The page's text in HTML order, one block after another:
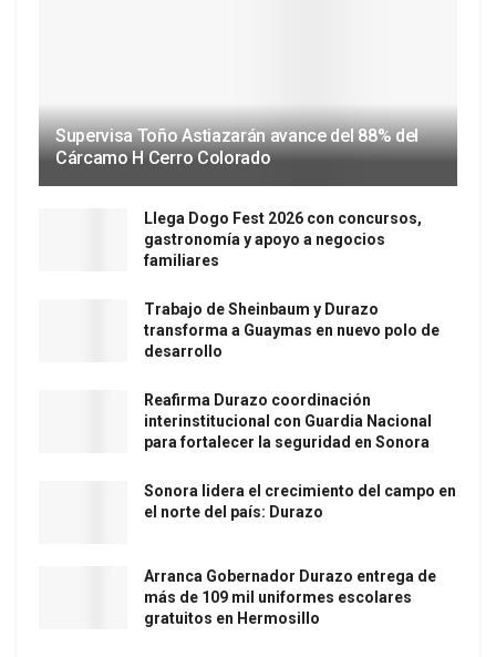
Supervisa Toño Astiazarán avance del 88% del
Cárcamo H Cerro Colorado
Llega Dogo Fest 2026 con concursos,
gastronomía y apoyo a negocios
familiares
Trabajo de Sheinbaum y Durazo
transforma a Guaymas en nuevo polo de
desarrollo
Reafirma Durazo coordinación
interinstitucional con Guardia Nacional
para fortalecer la seguridad en Sonora
Sonora lidera el crecimiento del campo en
el norte del país: Durazo
Arranca Gobernador Durazo entrega de
más de 109 mil uniformes escolares
gratuitos en Hermosillo